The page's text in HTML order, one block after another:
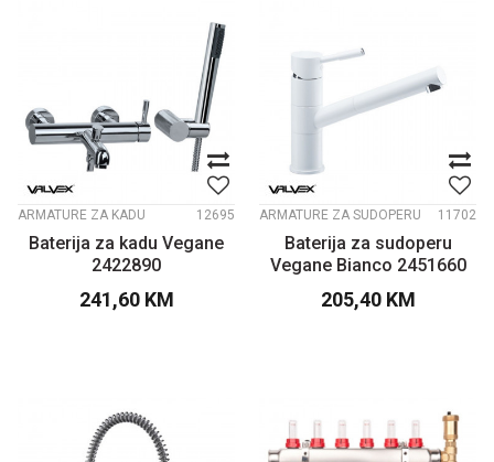
ARMATURE ZA KADU 12695
Baterija za kadu Vegane
2422890
241,60 KM
ARMATURE ZA SUDOPERU 11702
Baterija za sudoperu
Vegane Bianco 2451660
205,40 KM